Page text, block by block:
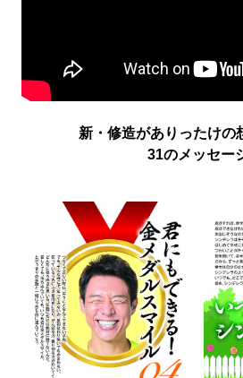
新・修造がありったけの
31のメッセー